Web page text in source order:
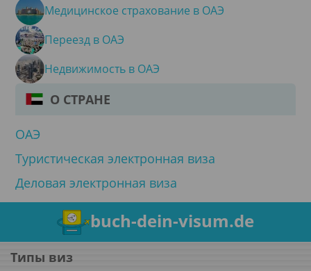
Медицинское страхование в ОАЭ
Переезд в ОАЭ
Недвижимость в ОАЭ
О СТРАНЕ
ОАЭ
Туристическая электронная виза
Деловая электронная виза
buch-dein-visum.de
Типы виз